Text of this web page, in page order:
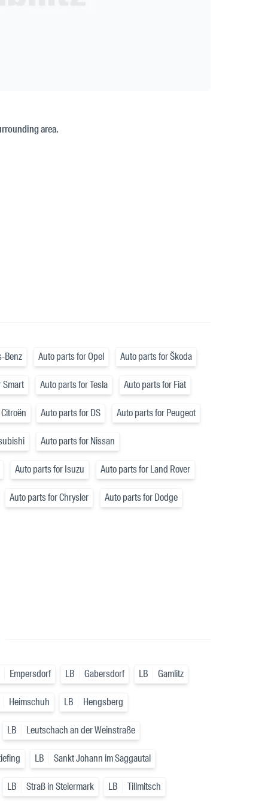
area.
Benz Auto parts for Opel Auto parts for Škoda
Smart Auto parts for Tesla Auto parts for Fiat
Auto parts for DS Auto parts for Peugeot
Auto parts for Nissan
Auto parts for Isuzu Auto parts for Land Rover
Auto parts for Chrysler Auto parts for Dodge
Empersdorf LB Gabersdorf LB Gamlitz
Heimschuh LB Hengsberg
LB Leutschach an der Weinstraße
LB Sankt Johann im Saggautal
LB Straß in Steiermark LB Tillmitsch